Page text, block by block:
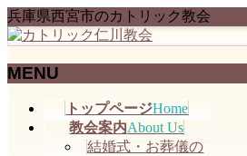
兵庫県西宮市のカトリック教会
MENU
トップページHome
教会案内About Us
結婚式・お葬儀の